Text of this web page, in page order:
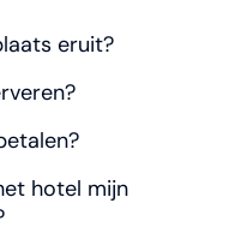
eruit?
hotel mijn